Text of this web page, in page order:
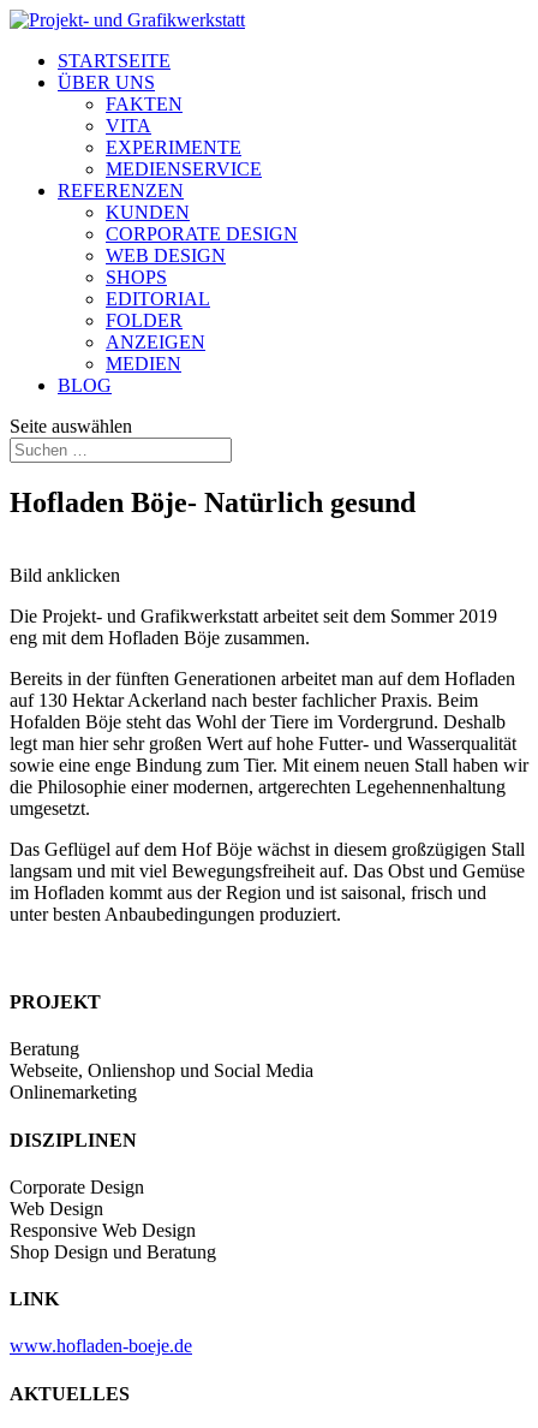
STARTSEITE
ÜBER UNS
FAKTEN
VITA
EXPERIMENTE
MEDIENSERVICE
REFERENZEN
KUNDEN
CORPORATE DESIGN
WEB DESIGN
SHOPS
EDITORIAL
FOLDER
ANZEIGEN
MEDIEN
BLOG
Seite auswählen
Hofladen Böje- Natürlich gesund
Bild anklicken
Die Projekt- und Grafikwerkstatt arbeitet seit dem Sommer 2019
eng mit dem Hofladen Böje zusammen.
Bereits in der fünften Generationen arbeitet man auf dem Hofladen
auf 130 Hektar Ackerland nach bester fachlicher Praxis. Beim
Hofalden Böje steht das Wohl der Tiere im Vordergrund. Deshalb
legt man hier sehr großen Wert auf hohe Futter- und Wasserqualität
sowie eine enge Bindung zum Tier. Mit einem neuen Stall haben wir
die Philosophie einer modernen, artgerechten Legehennenhaltung
umgesetzt.
Das Geflügel auf dem Hof Böje wächst in diesem großzügigen Stall
langsam und mit viel Bewegungsfreiheit auf. Das Obst und Gemüse
im Hofladen kommt aus der Region und ist saisonal, frisch und
unter besten Anbaubedingungen produziert.
PROJEKT
Beratung
Webseite, Onlienshop und Social Media
Onlinemarketing
DISZIPLINEN
Corporate Design
Web Design
Responsive Web Design
Shop Design und Beratung
LINK
www.hofladen-boeje.de
AKTUELLES